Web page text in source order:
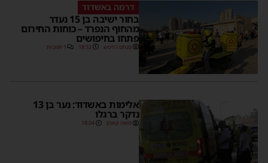
דרמה באשדוד
בחור ישיבה בן 15 נעדר
מהחוף הנפרד – כוחות החירום
פתחו בחיפושים
מנחם דויטש 18:32 1 תגובות
אלימות באשדוד: נער בן 13
נדקר ברגלו
משה קאהן 18:04